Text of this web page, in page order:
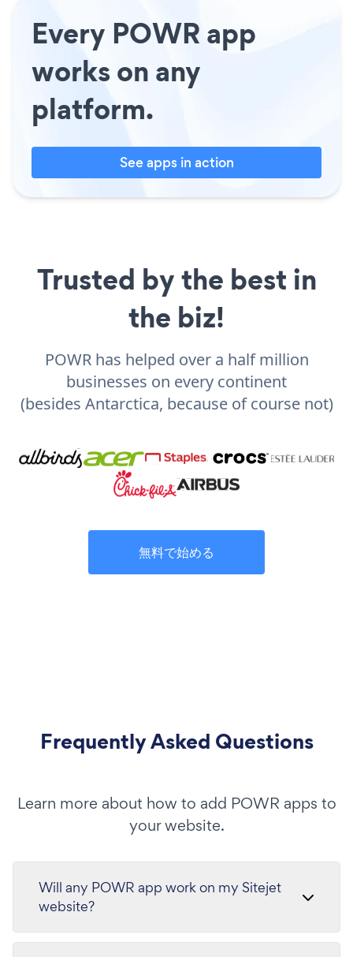
Every POWR app
works on any
platform.
See apps in action
Trusted by the best in
the biz!
POWR has helped over a half million
businesses on every continent
(besides Antarctica, because of course not)
無料で始める
Frequently Asked Questions
Learn more about how to add POWR apps to
your website.
Will any POWR app work on my Sitejet
website?